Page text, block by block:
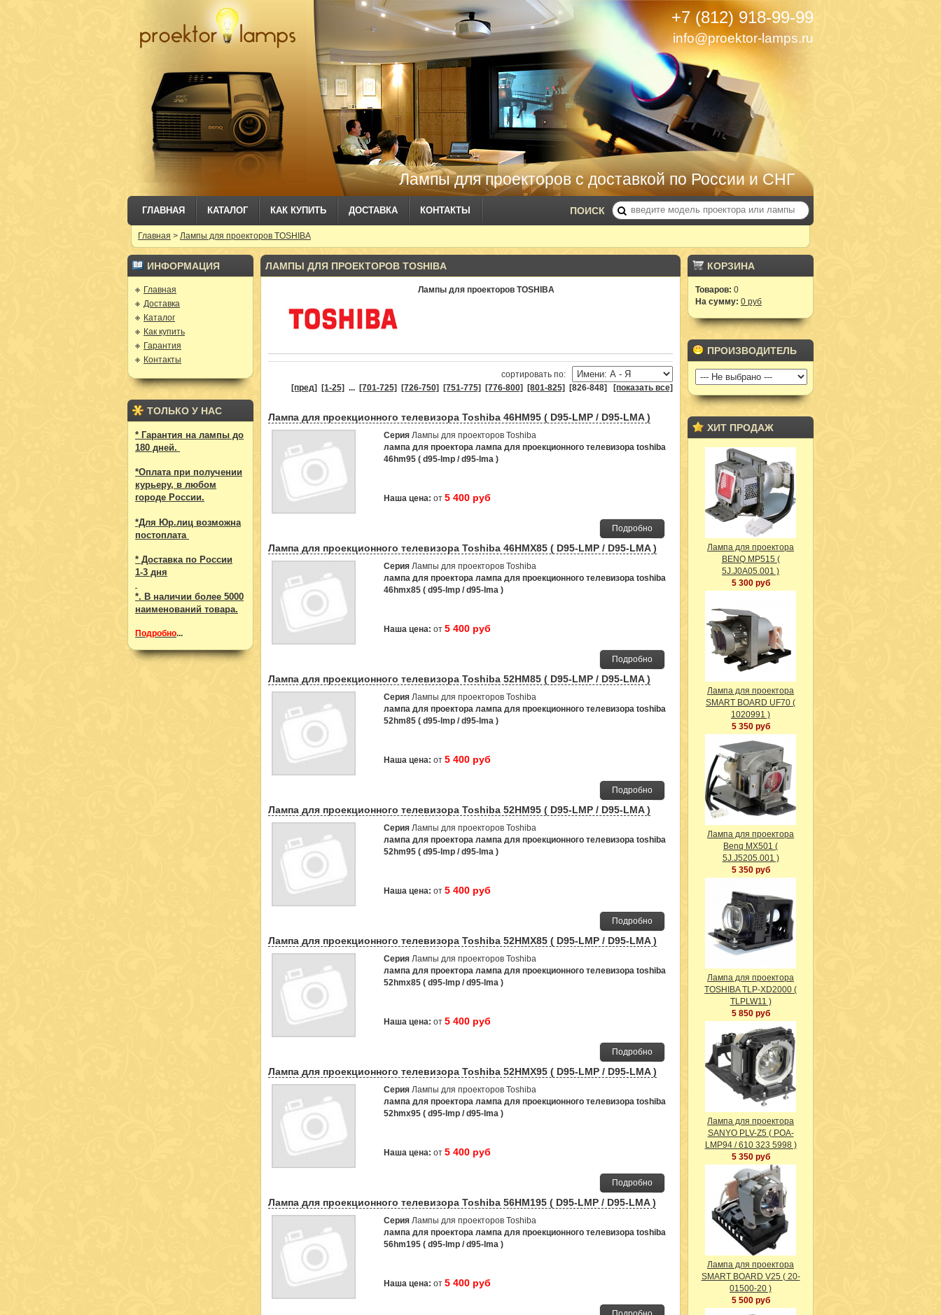
Лампы для проекторов с доставкой по России и СНГ
+7 (812) 918-99-99
info@proektor-lamps.ru
ГЛАВНАЯ КАТАЛОГ КАК КУПИТЬ ДОСТАВКА КОНТАКТЫ ПОИСК
Главная > Лампы для проекторов TOSHIBA
ИНФОРМАЦИЯ
Главная
Доставка
Каталог
Как купить
Гарантия
Контакты
ТОЛЬКО У НАС
* Гарантия на лампы до
180 дней.
*Оплата при получении
курьеру, в любом
городе России.
*Для Юр.лиц возможна
постоплата
* Доставка по России
1-3 дня
*. В наличии более 5000
наименований товара.
Подробно...
ЛАМПЫ ДЛЯ ПРОЕКТОРОВ TOSHIBA
Лампы для проекторов TOSHIBA
cортировать по:
[пред]
[1-25] ... [701-725] [726-750] [751-775] [776-800] [801-825] [826-848] [показать все]
Лампа для проекционного телевизора Toshiba 46HM95 ( D95-LMP / D95-LMA )
Серия Лампы для проекторов Toshiba
лампа для проектора лампа для проекционного телевизора toshiba
46hm95 ( d95-lmp / d95-lma )
Наша цена: от 5 400 руб
Подробно
Лампа для проекционного телевизора Toshiba 46HMX85 ( D95-LMP / D95-LMA )
Серия Лампы для проекторов Toshiba
лампа для проектора лампа для проекционного телевизора toshiba
46hmx85 ( d95-lmp / d95-lma )
Наша цена: от 5 400 руб
Подробно
Лампа для проекционного телевизора Toshiba 52HM85 ( D95-LMP / D95-LMA )
Серия Лампы для проекторов Toshiba
лампа для проектора лампа для проекционного телевизора toshiba
52hm85 ( d95-lmp / d95-lma )
Наша цена: от 5 400 руб
Подробно
Лампа для проекционного телевизора Toshiba 52HM95 ( D95-LMP / D95-LMA )
Серия Лампы для проекторов Toshiba
лампа для проектора лампа для проекционного телевизора toshiba
52hm95 ( d95-lmp / d95-lma )
Наша цена: от 5 400 руб
Подробно
Лампа для проекционного телевизора Toshiba 52HMX85 ( D95-LMP / D95-LMA )
Серия Лампы для проекторов Toshiba
лампа для проектора лампа для проекционного телевизора toshiba
52hmx85 ( d95-lmp / d95-lma )
Наша цена: от 5 400 руб
Подробно
Лампа для проекционного телевизора Toshiba 52HMX95 ( D95-LMP / D95-LMA )
Серия Лампы для проекторов Toshiba
лампа для проектора лампа для проекционного телевизора toshiba
52hmx95 ( d95-lmp / d95-lma )
Наша цена: от 5 400 руб
Подробно
Лампа для проекционного телевизора Toshiba 56HM195 ( D95-LMP / D95-LMA )
Серия Лампы для проекторов Toshiba
лампа для проектора лампа для проекционного телевизора toshiba
56hm195 ( d95-lmp / d95-lma )
Наша цена: от 5 400 руб
КОРЗИНА
Товаров: 0
На сумму: 0 руб
ПРОИЗВОДИТЕЛЬ
ХИТ ПРОДАЖ
Лампа для проектора
BENQ MP515 (
5J.J0A05.001 )
5 300 руб
Лампа для проектора
SMART BOARD UF70 (
1020991 )
5 350 руб
Лампа для проектора
Benq MX501 (
5J.J5205.001 )
5 350 руб
Лампа для проектора
TOSHIBA TLP-XD2000 (
TLPLW11 )
5 850 руб
Лампа для проектора
SANYO PLV-Z5 ( POA-
LMP94 / 610 323 5998 )
5 350 руб
Лампа для проектора
SMART BOARD V25 ( 20-
01500-20 )
5 500 руб